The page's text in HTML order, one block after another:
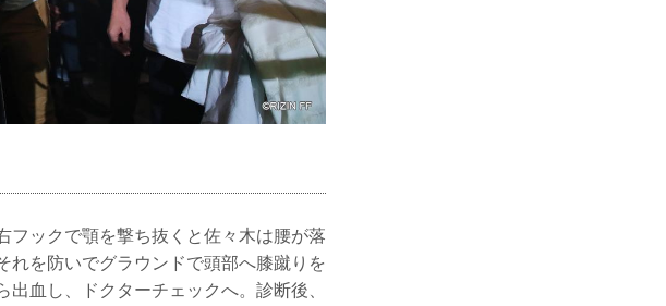
フックで顎を撃ち抜くと佐々木は腰が落
れを防いでグラウンドで頭部へ膝蹴りを
血し、ドクターチェックへ。診断後、